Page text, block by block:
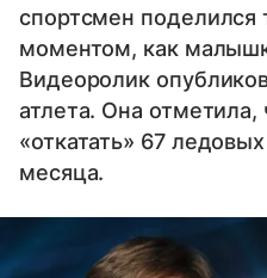
спортсмен поделился
моментом, как
Видеоролик
атлета. Она
«откатать» 67
месяца.